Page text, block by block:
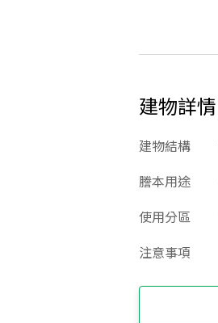
建物詳情
建物結構
謄本用途
使用分區
注意事項